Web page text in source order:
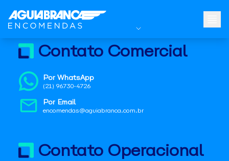
Contato Comercial
Por WhatsApp
(21) 96730-4726
Por Email
encomendas@aguiabranca.com.br
Contato Operacional